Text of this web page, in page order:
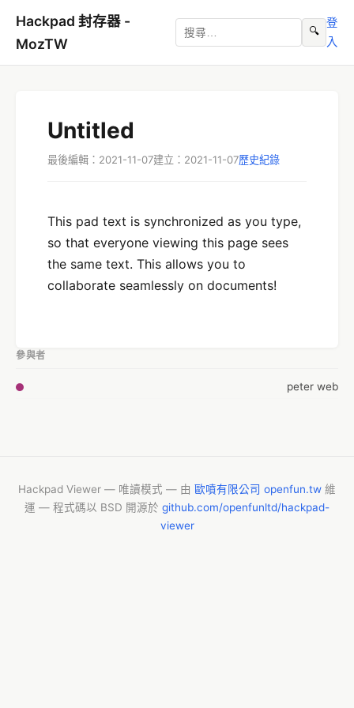
Hackpad 封存器 -
MozTW
🔍
登
入
Untitled
最後編輯：2021-11-07建立：2021-11-07歷史紀錄
This pad text is synchronized as you type,
so that everyone viewing this page sees
the same text. This allows you to
collaborate seamlessly on documents!
參與者
peter web
Hackpad Viewer — 唯讀模式 — 由 歐噴有限公司 openfun.tw 維
運 — 程式碼以 BSD 開源於 github.com/openfunltd/hackpad-
viewer